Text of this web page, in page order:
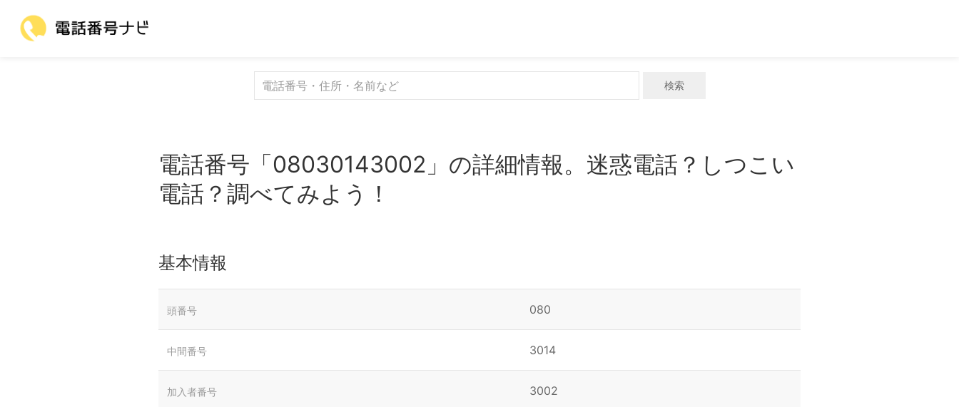
検索
電話番号「08030143002」の詳細情報。迷惑電話？しつこい
電話？調べてみよう！
基本情報
頭番号 080
中間番号 3014
加入者番号 3002